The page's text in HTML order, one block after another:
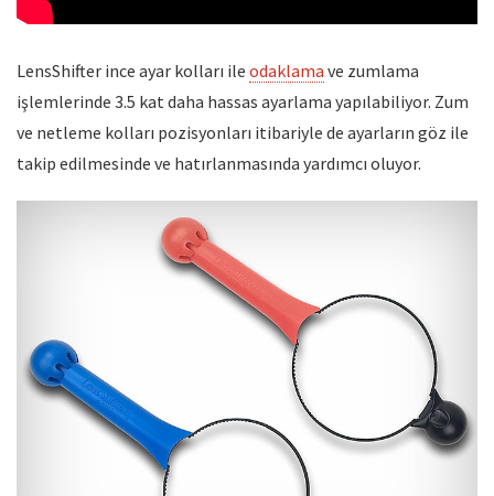
LensShifter ince ayar kolları ile odaklama ve zumlama
işlemlerinde 3.5 kat daha hassas ayarlama yapılabiliyor. Zum
ve netleme kolları pozisyonları itibariyle de ayarların göz ile
takip edilmesinde ve hatırlanmasında yardımcı oluyor.